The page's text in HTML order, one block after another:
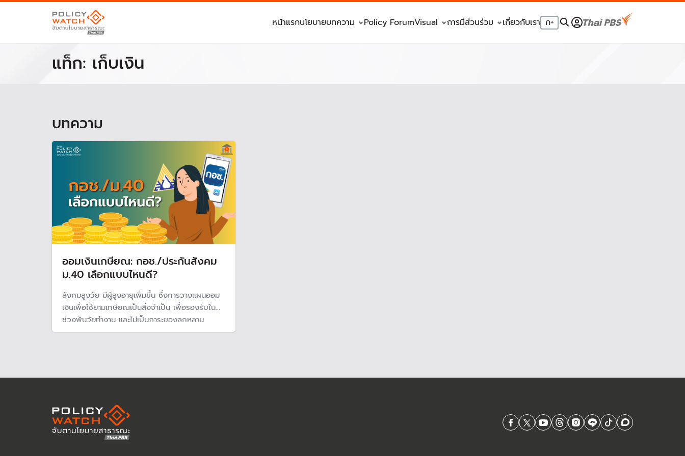
หน้าแรกนโยบายบทความ Policy ForumVisual การมีส่วนร่วม เกี่ยวกับเรา ก+
แท็ก: เก็บเงิน
บทความ
ออมเงินเกษียณ: กอช./ประกันสังคม
ม.40 เลือกแบบไหนดี?
สังคมสูงวัย มีผู้สูงอายุเพิ่มขึ้น ซึ่งการวางแผนออม
เงินเพื่อใช้ยามเกษียณเป็นสิ่งจำเป็น เพื่อรองรับใน
ช่วงพ้นวัยทำงาน และไม่เป็นภาระของลูกหลาน
สำหรับ ผู้ประกอบอาชีพอิสระมี 2 ช่องทางให้เลือกได้